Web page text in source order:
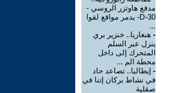
مدفع هاوتزر الروسي -
D-30- يدمر مواقع لقوا
...
- هنغاريا.. خنزير بري
ينزل عبر السلم
المتحرك إلى داخل
محطة الم ...
- إيطاليا.. تصاعد حاد
في نشاط بركان إتنا في
صقلية